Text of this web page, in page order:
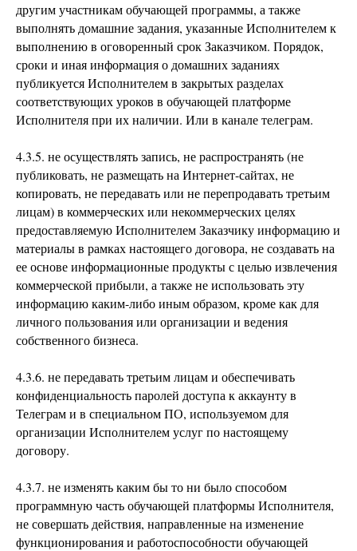
другим участникам обучающей программы, а также
выполнять домашние задания, указанные Исполнителем к
выполнению в оговоренный срок Заказчиком. Порядок,
сроки и иная информация о домашних заданиях
публикуется Исполнителем в закрытых разделах
соответствующих уроков в обучающей платформе
Исполнителя при их наличии. Или в канале телеграм.
4.3.5. не осуществлять запись, не распространять (не
публиковать, не размещать на Интернет-сайтах, не
копировать, не передавать или не перепродавать третьим
лицам) в коммерческих или некоммерческих целях
предоставляемую Исполнителем Заказчику информацию и
материалы в рамках настоящего договора, не создавать на
ее основе информационные продукты с целью извлечения
коммерческой прибыли, а также не использовать эту
информацию каким-либо иным образом, кроме как для
личного пользования или организации и ведения
собственного бизнеса.
4.3.6. не передавать третьим лицам и обеспечивать
конфиденциальность паролей доступа к аккаунту в
Телеграм и в специальном ПО, используемом для
организации Исполнителем услуг по настоящему
договору.
4.3.7. не изменять каким бы то ни было способом
программную часть обучающей платформы Исполнителя,
не совершать действия, направленные на изменение
функционирования и работоспособности обучающей